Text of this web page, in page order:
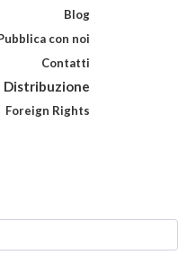
Blog
con noi
Contatti
Distribuzione
Foreign Rights